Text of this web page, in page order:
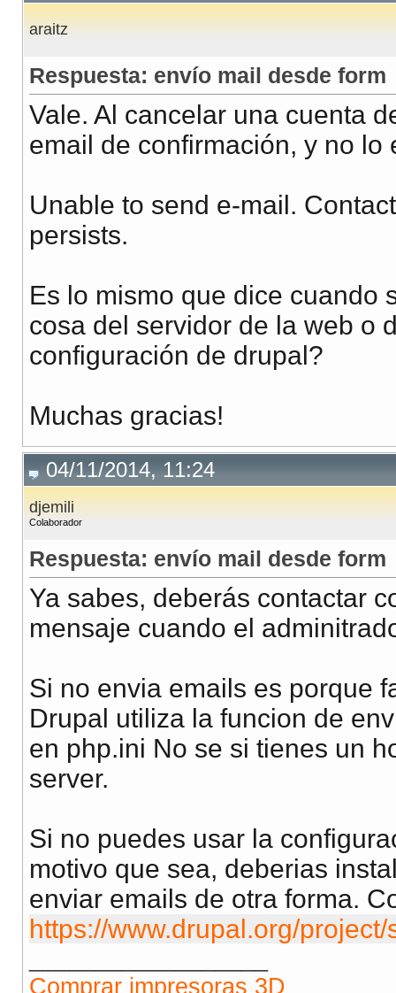
araitz
Respuesta: envío mail desde form
Vale. Al cancelar una cuenta
email de confirmación, y no lo
Unable to send e-mail.
persists.
Es lo mismo que dice cuando
cosa del servidor de la web o
configuración de drupal?
Muchas gracias!
04/11/2014, 11:24
djemili
Colaborador
Respuesta: envío mail desde form
Ya sabes, deberás contactar
mensaje cuando el
Si no envia emails es porque
Drupal utiliza la funcion de
en php.ini No se si tienes un
server.
Si no puedes usar la
motivo que sea, deberias
enviar emails de otra forma.
https://www.drupal.org/project/
Comprar impresoras 3D